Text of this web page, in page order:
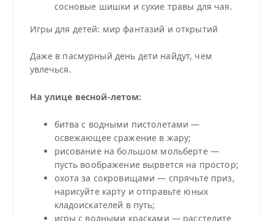
сосновые шишки и сухие травы для чая.
Игры для детей: мир фантазий и открытий
Даже в пасмурный день дети найдут, чем
увлечься.
На улице весной-летом:
битва с водными пистолетами —
освежающее сражение в жару;
рисование на большом мольберте —
пусть воображение вырвется на простор;
охота за сокровищами — спрячьте приз,
нарисуйте карту и отправьте юных
кладоискателей в путь;
игры с водными красками — расстелите